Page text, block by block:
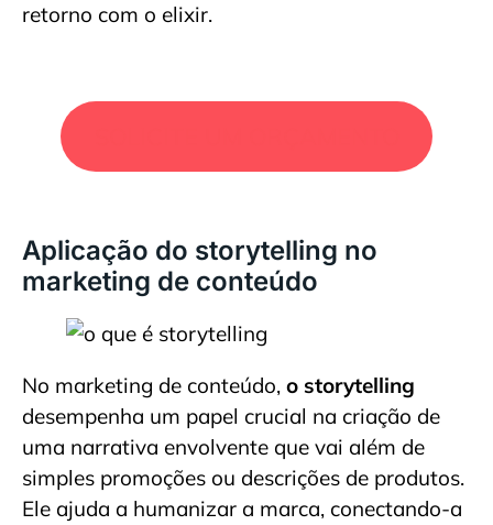
retorno com o elixir.
Aplicação do storytelling no
marketing de conteúdo
No marketing de conteúdo, o storytelling
desempenha um papel crucial na criação de
uma narrativa envolvente que vai além de
simples promoções ou descrições de produtos.
Ele ajuda a humanizar a marca, conectando-a